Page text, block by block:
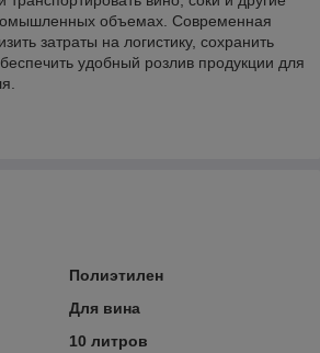
объемах. Современная
затраты на логистику, сохранить
удобный розлив продукции для
Полиэтилен
Для вина
10 литров